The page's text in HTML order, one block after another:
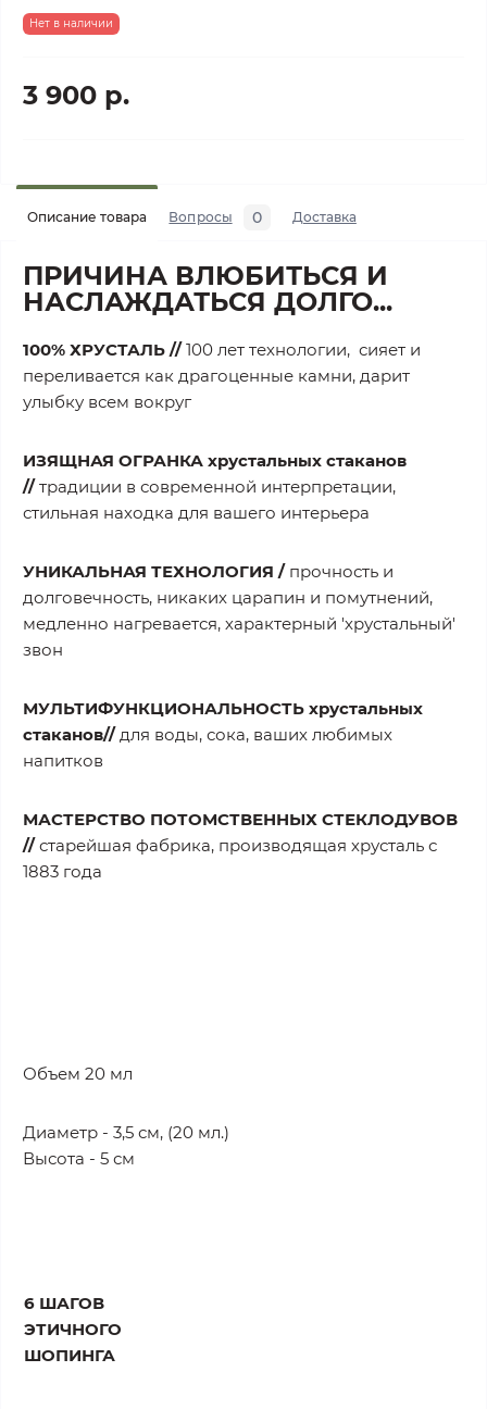
Нет в наличии
3 900 р.
Описание товара Вопросы 0 Доставка
ПРИЧИНА ВЛЮБИТЬСЯ И
НАСЛАЖДАТЬСЯ ДОЛГО...
100% ХРУСТАЛЬ //100 лет технологии, сияет и
переливается как драгоценные камни, дарит
улыбку всем вокруг
ИЗЯЩНАЯ ОГРАНКА хрустальных стаканов
//традиции в современной интерпретации,
стильная находка для вашего интерьера
УНИКАЛЬНАЯ ТЕХНОЛОГИЯ /прочность и
долговечность, никаких царапин и помутнений,
медленно нагревается, характерный 'хрустальный'
звон
МУЛЬТИФУНКЦИОНАЛЬНОСТЬ хрустальных
стаканов//для воды, сока, ваших любимых
напитков
МАСТЕРСТВО ПОТОМСТВЕННЫХ СТЕКЛОДУВОВ
//старейшая фабрика, производящая хрусталь с
1883 года
Объем 20 мл
Диаметр - 3,5 см, (20 мл.)
Высота - 5 см
6 ШАГОВ
ЭТИЧНОГО
ШОПИНГА